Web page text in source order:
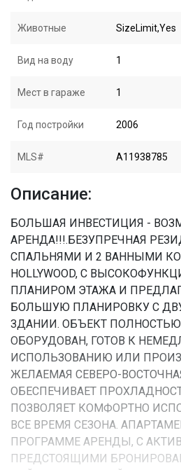
Животные SizeLimit,Yes
Вид на воду 1
Мест в гараже 1
Год постройки 2006
MLS# A11938785
Описание:
БОЛЬШАЯ ИНВЕСТИЦИЯ -
АРЕНДА!!!.БЕЗУПРЕЧНАЯ
СПАЛЬНЯМИ И 2 ВАННЫМИ
HOLLYWOOD, С
ПЛАНИРОМ ЭТАЖА И
БОЛЬШУЮ ПЛАНИРОВКУ С
ЗДАНИИ. ОБЪЕКТ
ОБОРУДОВАН, ГОТОВ К
ИСПОЛЬЗОВАНИЮ ИЛИ
ЖЕЛАЕМАЯ СЕВЕРО-
ОБЕСПЕЧИВАЕТ
ПОЗВОЛЯЕТ КОМФОРТНО
ВСЕ ВРЕМЯ СЕЗОНА.
ПРОГРАММЕ АРЕНДЫ, С
ПРЕДСТОЯЩИМИ